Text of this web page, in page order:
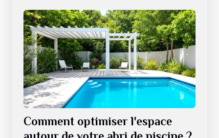
Comment optimiser l'espace